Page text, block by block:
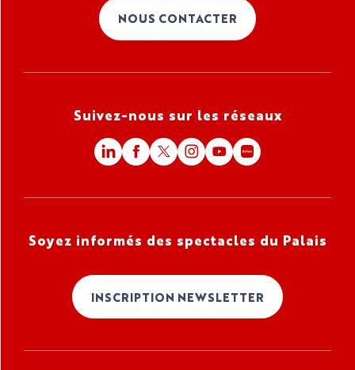
NOUS CONTACTER
Suivez-nous sur les réseaux
Soyez informés des spectacles du Palais
INSCRIPTION NEWSLETTER